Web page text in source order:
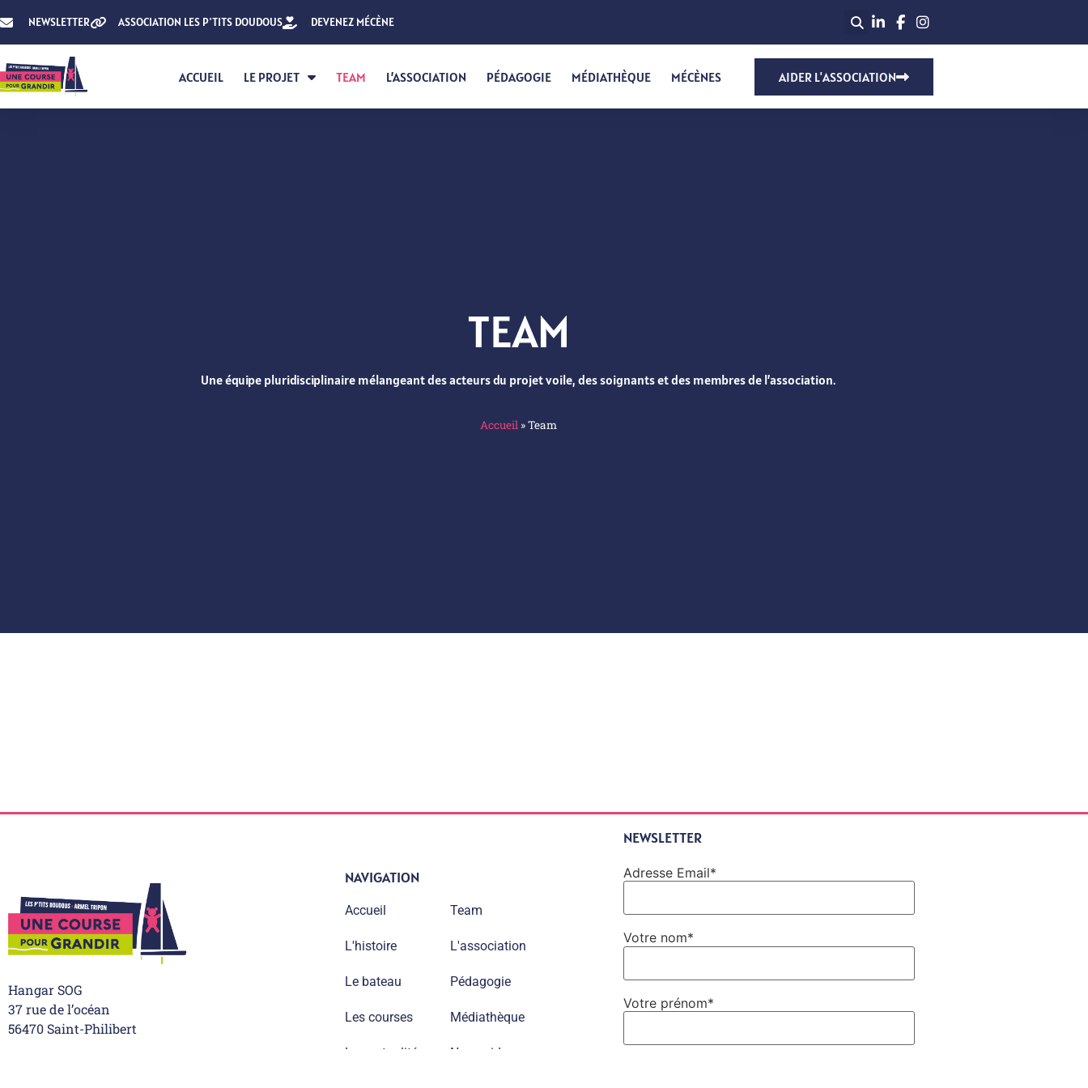
NEWSLETTER ASSOCIATION LES P'TITS DOUDOUS DEVENEZ MÉCÈNE
ACCUEIL LE PROJET TEAM L’ASSOCIATION PÉDAGOGIE MÉDIATHÈQUE MÉCÈNES AIDER L'ASSOCIATION
TEAM
Une équipe pluridisciplinaire mélangeant des acteurs du projet voile, des soignants et des membres de l’association.
Accueil»Team
Hangar SOG
37 rue de l’océan
56470 Saint-Philibert
NAVIGATION
Accueil
L'histoire
Le bateau
Les courses
Les actualités
Team
L'association
Pédagogie
Médiathèque
Nous aider
NEWSLETTER
Adresse Email*
Votre nom*
Votre prénom*